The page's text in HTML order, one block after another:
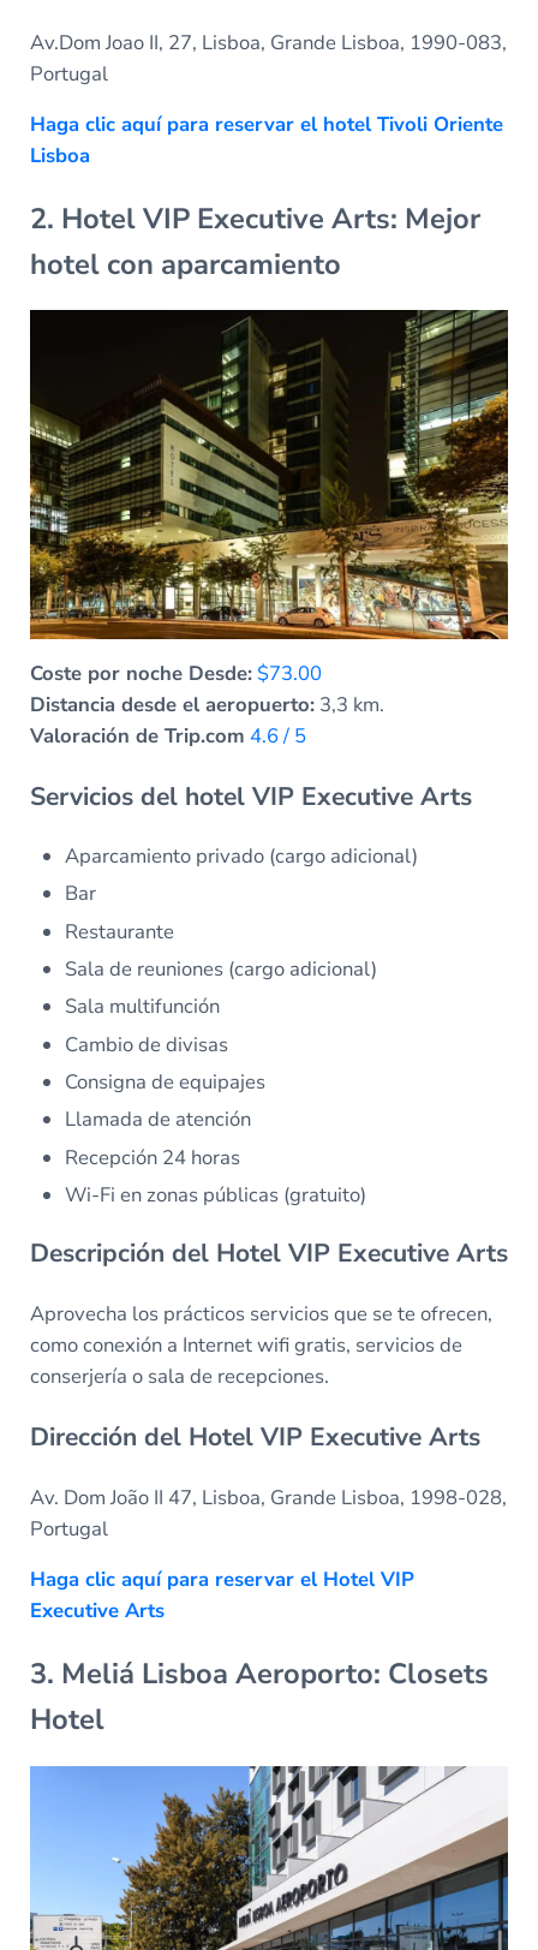
Av.Dom Joao II, 27, Lisboa, Grande Lisboa, 1990-083,
Portugal
Haga clic aquí para reservar el hotel Tivoli Oriente
Lisboa
2. Hotel VIP Executive Arts: Mejor
hotel con aparcamiento
Coste por noche Desde: $73.00
Distancia desde el aeropuerto:3,3 km.
Valoración de Trip.com 4.6 / 5
Servicios del hotel VIP Executive Arts
Aparcamiento privado (cargo adicional)
Bar
Restaurante
Sala de reuniones (cargo adicional)
Sala multifunción
Cambio de divisas
Consigna de equipajes
Llamada de atención
Recepción 24 horas
Wi-Fi en zonas públicas (gratuito)
Descripción del Hotel VIP Executive Arts
Aprovecha los prácticos servicios que se te ofrecen,
como conexión a Internet wifi gratis, servicios de
conserjería o sala de recepciones.
Dirección del Hotel VIP Executive Arts
Av. Dom João II 47, Lisboa, Grande Lisboa, 1998-028,
Portugal
Haga clic aquí para reservar el Hotel VIP
Executive Arts
3. Meliá Lisboa Aeroporto: Closets
Hotel